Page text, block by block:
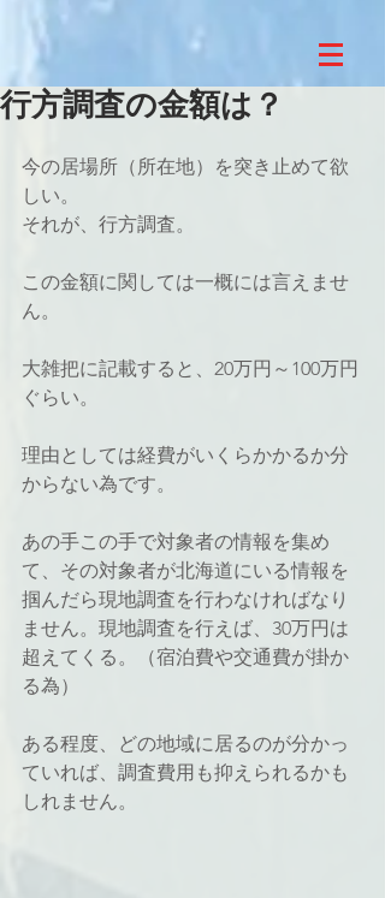
行方調査の金額は？
今の居場所（所在地）を突き止めて欲
しい。
それが、行方調査。
この金額に関しては一概には言えませ
ん。
大雑把に記載すると、20万円～100万円
ぐらい。
理由としては経費がいくらかかるか分
からない為です。
あの手この手で対象者の情報を集め
て、その対象者が北海道にいる情報を
掴んだら現地調査を行わなければなり
ません。現地調査を行えば、30万円は
超えてくる。（宿泊費や交通費が掛か
る為）
ある程度、どの地域に居るのが分かっ
ていれば、調査費用も抑えられるかも
しれません。